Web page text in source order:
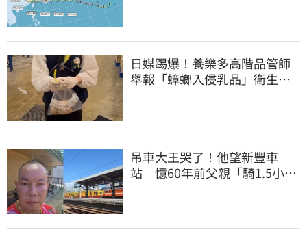
日媒踢爆！養樂多高階品管師
舉報「蟑螂入侵乳品」衛生局
吊車大王哭了！他望新豐車
站 憶60年前父親「騎1.5小時